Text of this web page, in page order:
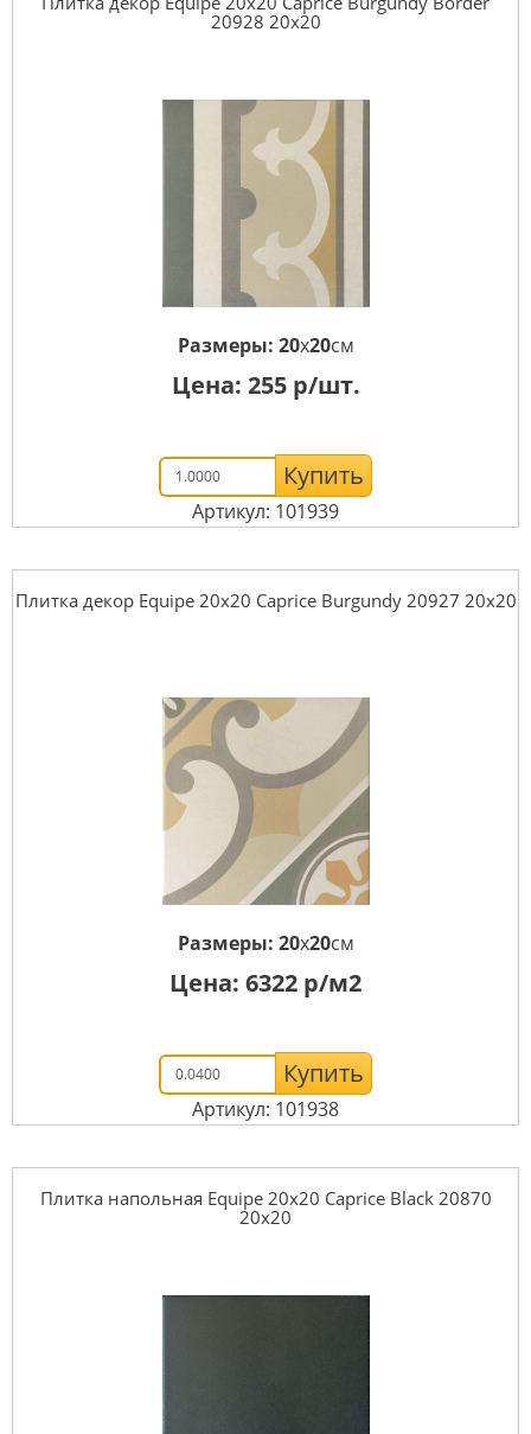
20928 20x20
Размеры: 20x20см
Цена: 255р/шт.
Купить
Артикул: 101939
Плитка декор Equipe 20x20 Caprice Burgundy 20927 20x20
Размеры: 20x20см
Цена: 6322 р/м2
Купить
Артикул: 101938
Плитка напольная Equipe 20x20 Caprice Black 20870
20x20